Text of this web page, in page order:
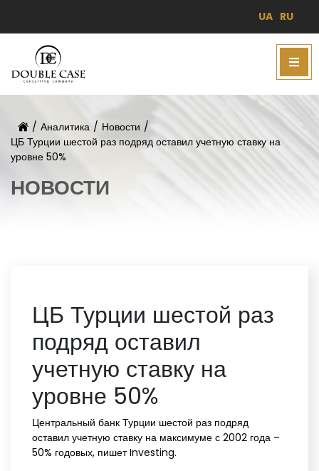
UA RU
/ Аналитика / Новости /
ЦБ Турции шестой раз подряд оставил учетную ставку на
уровне 50%
НОВОСТИ
ЦБ Турции шестой раз
подряд оставил
учетную ставку на
уровне 50%
Центральный банк Турции шестой раз подряд
оставил учетную ставку на максимуме с 2002 года –
50% годовых, пишет Investing.